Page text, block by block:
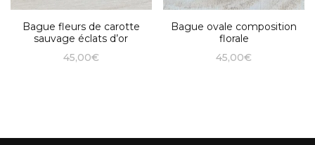
Bague fleurs de carotte
sauvage éclats d’or
45,00€
plusieurs
Bague ovale composition
florale
45,00€